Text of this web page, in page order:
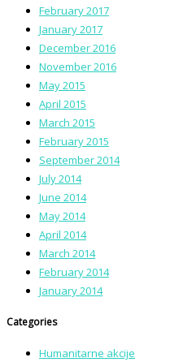
February 2017
January 2017
December 2016
November 2016
May 2015
April 2015
March 2015
February 2015
September 2014
July 2014
June 2014
May 2014
April 2014
March 2014
February 2014
January 2014
Categories
Humanitarne akcije